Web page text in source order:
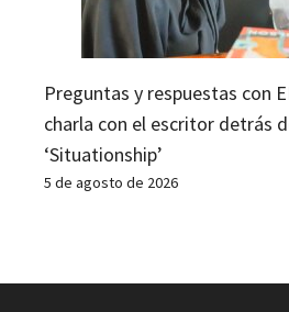
Preguntas y respuestas con
charla con el escritor detrás
‘Situationship’
5 de agosto de 2026